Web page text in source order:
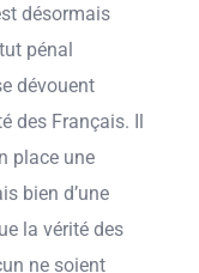
désormais
pénal
dévouent
des Français. Il
place une
bien d’une
la vérité des
ne soient